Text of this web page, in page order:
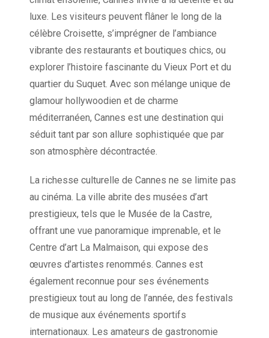
luxe. Les visiteurs peuvent flâner le long de la
célèbre Croisette, s’imprégner de l’ambiance
vibrante des restaurants et boutiques chics, ou
explorer l’histoire fascinante du Vieux Port et du
quartier du Suquet. Avec son mélange unique de
glamour hollywoodien et de charme
méditerranéen, Cannes est une destination qui
séduit tant par son allure sophistiquée que par
son atmosphère décontractée.
La richesse culturelle de Cannes ne se limite pas
au cinéma. La ville abrite des musées d’art
prestigieux, tels que le Musée de la Castre,
offrant une vue panoramique imprenable, et le
Centre d’art La Malmaison, qui expose des
œuvres d’artistes renommés. Cannes est
également reconnue pour ses événements
prestigieux tout au long de l’année, des festivals
de musique aux événements sportifs
internationaux. Les amateurs de gastronomie